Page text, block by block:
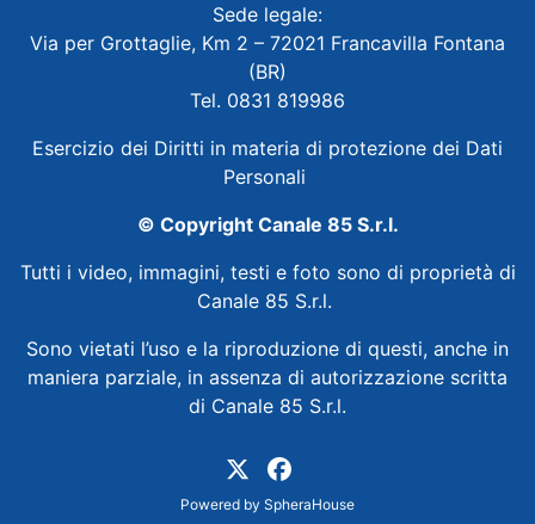
Sede legale:
Via per Grottaglie, Km 2 – 72021 Francavilla Fontana
(BR)
Tel. 0831 819986
Esercizio dei Diritti in materia di protezione dei Dati
Personali
© Copyright Canale 85 S.r.l.
Tutti i video, immagini, testi e foto sono di proprietà di
Canale 85 S.r.l.
Sono vietati l’uso e la riproduzione di questi, anche in
maniera parziale, in assenza di autorizzazione scritta
di Canale 85 S.r.l.
Powered by SpheraHouse